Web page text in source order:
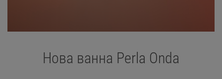
Нова ванна Perla Onda